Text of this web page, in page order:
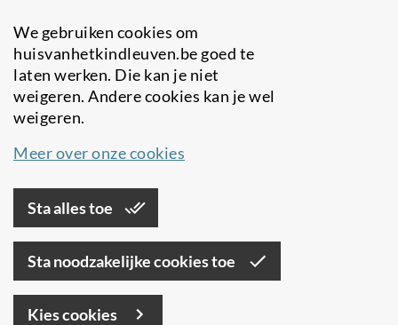
We gebruiken cookies om
huisvanhetkindleuven.be goed te
laten werken. Die kan je niet
weigeren. Andere cookies kan je wel
weigeren.
Meer over onze cookies
Sta alles toe
Sta noodzakelijke cookies toe
Kies cookies